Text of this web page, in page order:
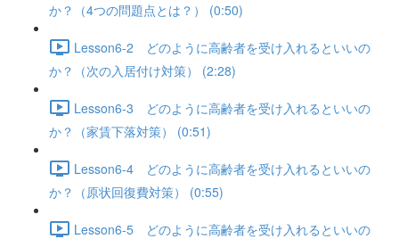
か？（4つの問題点とは？） (0:50)
Lesson6-2 どのように高齢者を受け入れるといいの
か？（次の入居付け対策） (2:28)
Lesson6-3 どのように高齢者を受け入れるといいの
か？（家賃下落対策） (0:51)
Lesson6-4 どのように高齢者を受け入れるといいの
か？（原状回復費対策） (0:55)
Lesson6-5 どのように高齢者を受け入れるといいの